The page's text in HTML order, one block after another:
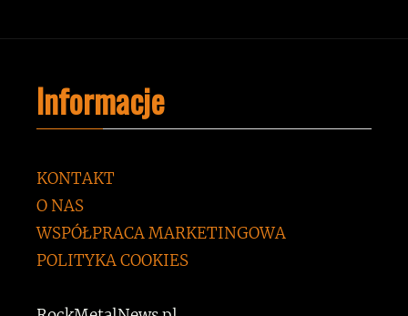
Informacje
KONTAKT
O NAS
WSPÓŁPRACA MARKETINGOWA
POLITYKA COOKIES